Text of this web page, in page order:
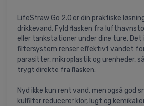
LifeStraw Go 2.0 er din praktiske
drikkevand. Fyld flasken fra
eller tankstationer under dine ture. Det
filtersystem renser effektivt vandet
parasitter, mikroplastik og urenheder,
trygt direkte fra flasken.
Nyd ikke kun rent vand, men også god
kulfilter reducerer klor, lugt og